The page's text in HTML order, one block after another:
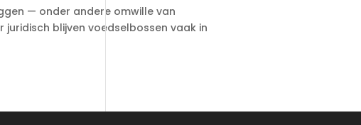
— onder andere omwille van
blijven voedselbossen vaak in